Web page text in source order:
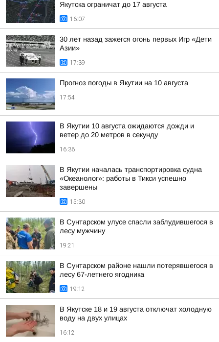
Якутска ограничат до 17 августа
16:07
30 лет назад зажегся огонь первых Игр «Дети
Азии»
17:39
Прогноз погоды в Якутии на 10 августа
17:54
В Якутии 10 августа ожидаются дожди и
ветер до 20 метров в секунду
16:36
В Якутии началась транспортировка судна
«Океанолог»: работы в Тикси успешно
завершены
15:30
В Сунтарском улусе спасли заблудившегося в
лесу мужчину
19:21
В Сунтарском районе нашли потерявшегося в
лесу 67-летнего ягодника
19:12
В Якутске 18 и 19 августа отключат холодную
воду на двух улицах
16:12